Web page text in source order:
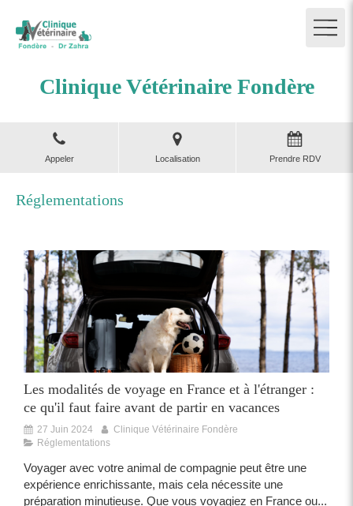
Clinique Vétérinaire Fondère
Appeler Localisation Prendre RDV
Réglementations
Les modalités de voyage en France et à l'étranger :
ce qu'il faut faire avant de partir en vacances
27 Juin 2024
Clinique Vétérinaire Fondère
Réglementations
Voyager avec votre animal de compagnie peut être une
expérience enrichissante, mais cela nécessite une
préparation minutieuse. Que vous voyagiez en France ou...